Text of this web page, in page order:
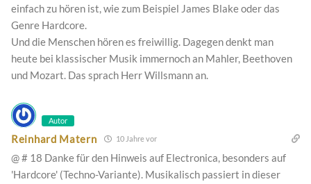
einfach zu hören ist, wie zum Beispiel James Blake oder das
Genre Hardcore.
Und die Menschen hören es freiwillig. Dagegen denkt man
heute bei klassischer Musik immernoch an Mahler, Beethoven
und Mozart. Das sprach Herr Willsmann an.
Autor
Reinhard Matern 10 Jahre vor
@ # 18 Danke für den Hinweis auf Electronica, besonders auf
'Hardcore' (Techno-Variante). Musikalisch passiert in dieser